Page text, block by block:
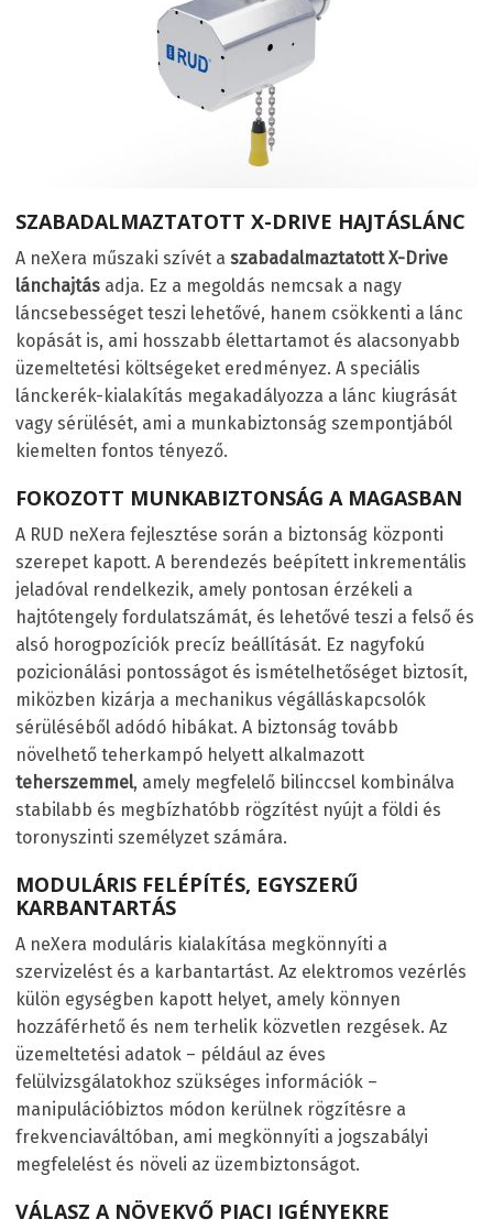
SZABADALMAZTATOTT X-DRIVE HAJTÁSLÁNC
A neXera műszaki szívét a szabadalmaztatott X-Drive
lánchajtás adja. Ez a megoldás nemcsak a nagy
láncsebességet teszi lehetővé, hanem csökkenti a lánc
kopását is, ami hosszabb élettartamot és alacsonyabb
üzemeltetési költségeket eredményez. A speciális
lánckerék-kialakítás megakadályozza a lánc kiugrását
vagy sérülését, ami a munkabiztonság szempontjából
kiemelten fontos tényező.
FOKOZOTT MUNKABIZTONSÁG A MAGASBAN
A RUD neXera fejlesztése során a biztonság központi
szerepet kapott. A berendezés beépített inkrementális
jeladóval rendelkezik, amely pontosan érzékeli a
hajtótengely fordulatszámát, és lehetővé teszi a felső és
alsó horogpozíciók precíz beállítását. Ez nagyfokú
pozicionálási pontosságot és ismételhetőséget biztosít,
miközben kizárja a mechanikus végálláskapcsolók
sérüléséből adódó hibákat. A biztonság tovább
növelhető teherkampó helyett alkalmazott
teherszemmel, amely megfelelő bilinccsel kombinálva
stabilabb és megbízhatóbb rögzítést nyújt a földi és
toronyszinti személyzet számára.
MODULÁRIS FELÉPÍTÉS, EGYSZERŰ
KARBANTARTÁS
A neXera moduláris kialakítása megkönnyíti a
szervizelést és a karbantartást. Az elektromos vezérlés
külön egységben kapott helyet, amely könnyen
hozzáférhető és nem terhelik közvetlen rezgések. Az
üzemeltetési adatok – például az éves
felülvizsgálatokhoz szükséges információk –
manipulációbiztos módon kerülnek rögzítésre a
frekvenciaváltóban, ami megkönnyíti a jogszabályi
megfelelést és növeli az üzembiztonságot.
VÁLASZ A NÖVEKVŐ PIACI IGÉNYEKRE